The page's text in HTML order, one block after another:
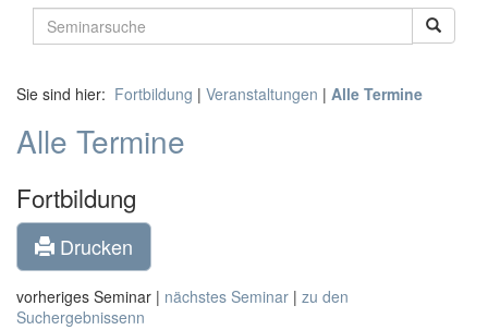
Sie sind hier: Fortbildung | Veranstaltungen | Alle Termine
Alle Termine
Fortbildung
Drucken
vorheriges Seminar | nächstes Seminar | zu den
Suchergebnissenn